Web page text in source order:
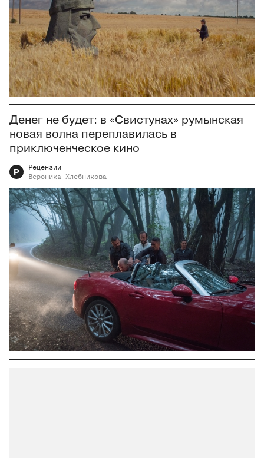
Денег не будет: в «Свистунах» румынская
новая волна переплавилась в
приключенческое кино
Р
Рецензии
Вероника
Хлебникова